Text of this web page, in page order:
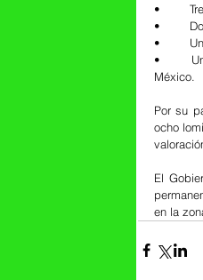
•
•
•
•	Una persona permanece en el Hospital General de Chimalhuacán “90 Camas” en el Estado de
México.
Por su
ocho
El
en la